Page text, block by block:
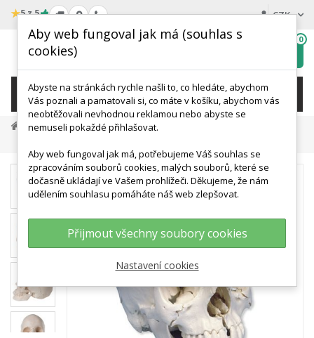
★5 z 5 CZK
wishlist
0
KATEGORIE
Anatomické Modely
Modely Lidské Lebky
Aby web fungoval jak má (souhlas s
cookies)
Abyste na stránkách rychle našli to, co hledáte, abychom
Vás poznali a pamatovali si, co máte v košíku, abychom vás
neobtěžovali nevhodnou reklamou nebo abyste se
nemuseli pokaždé přihlašovat.
Aby web fungoval jak má, potřebujeme Váš souhlas se
zpracováním souborů cookies, malých souborů, které se
dočasně ukládají ve Vašem prohlížeči. Děkujeme, že nám
udělením souhlasu pomáháte náš web zlepšovat.
Přijmout všechny soubory cookies
Nastavení cookies